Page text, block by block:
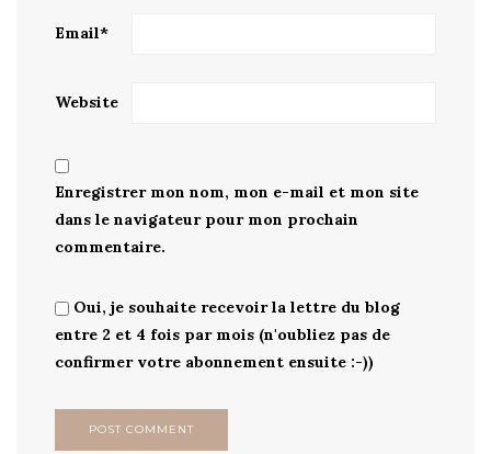
Email*
Website
Enregistrer mon nom, mon e-mail et mon site
dans le navigateur pour mon prochain
commentaire.
Oui, je souhaite recevoir la lettre du blog
entre 2 et 4 fois par mois (n'oubliez pas de
confirmer votre abonnement ensuite :-))